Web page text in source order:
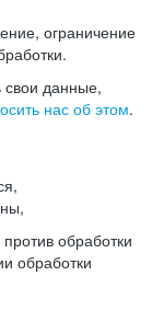
ограничение
данные,
нас об этом.
обработки
обработки